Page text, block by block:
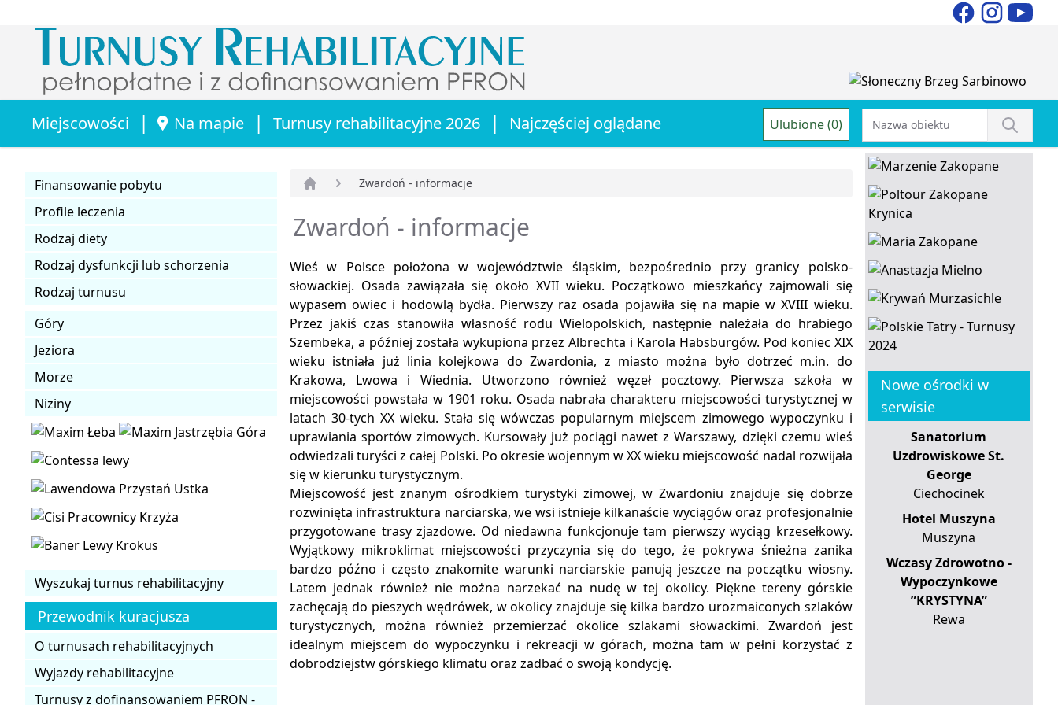
Miejscowości | Na mapie | Turnusy rehabilitacyjne 2026 | Najczęściej oglądane Ulubione (0)
Finansowanie pobytu
Profile leczenia
Rodzaj diety
Rodzaj dysfunkcji lub schorzenia
Rodzaj turnusu
Góry
Jeziora
Morze
Niziny
Wyszukaj turnus rehabilitacyjny
Przewodnik kuracjusza
O turnusach rehabilitacyjnych
Wyjazdy rehabilitacyjne
Turnusy z dofinansowaniem PFRON -
Zwardoń - informacje
Zwardoń - informacje
Wieś w Polsce położona w województwie śląskim, bezpośrednio przy granicy polsko-
słowackiej. Osada zawiązała się około XVII wieku. Początkowo mieszkańcy zajmowali się
wypasem owiec i hodowlą bydła. Pierwszy raz osada pojawiła się na mapie w XVIII wieku.
Przez jakiś czas stanowiła własność rodu Wielopolskich, następnie należała do hrabiego
Szembeka, a później została wykupiona przez Albrechta i Karola Habsburgów. Pod koniec XIX
wieku istniała już linia kolejkowa do Zwardonia, z miasto można było dotrzeć m.in. do
Krakowa, Lwowa i Wiednia. Utworzono również węzeł pocztowy. Pierwsza szkoła w
miejscowości powstała w 1901 roku. Osada nabrała charakteru miejscowości turystycznej w
latach 30-tych XX wieku. Stała się wówczas popularnym miejscem zimowego wypoczynku i
uprawiania sportów zimowych. Kursowały już pociągi nawet z Warszawy, dzięki czemu wieś
odwiedzali turyści z całej Polski. Po okresie wojennym w XX wieku miejscowość nadal rozwijała
się w kierunku turystycznym.
Miejscowość jest znanym ośrodkiem turystyki zimowej, w Zwardoniu znajduje się dobrze
rozwinięta infrastruktura narciarska, we wsi istnieje kilkanaście wyciągów oraz profesjonalnie
przygotowane trasy zjazdowe. Od niedawna funkcjonuje tam pierwszy wyciąg krzesełkowy.
Wyjątkowy mikroklimat miejscowości przyczynia się do tego, że pokrywa śnieżna zanika
bardzo późno i często znakomite warunki narciarskie panują jeszcze na początku wiosny.
Latem jednak również nie można narzekać na nudę w tej okolicy. Piękne tereny górskie
zachęcają do pieszych wędrówek, w okolicy znajduje się kilka bardzo urozmaiconych szlaków
turystycznych, można również przemierzać okolice szlakami słowackimi. Zwardoń jest
idealnym miejscem do wypoczynku i rekreacji w górach, można tam w pełni korzystać z
dobrodziejstw górskiego klimatu oraz zadbać o swoją kondycję.
Nowe ośrodki w
serwisie
Sanatorium
Uzdrowiskowe St.
George
Ciechocinek
Hotel Muszyna
Muszyna
Wczasy Zdrowotno -
Wypoczynkowe
”KRYSTYNA”
Rewa